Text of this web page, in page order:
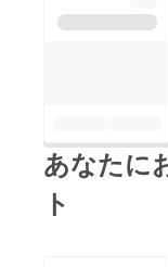
あなたに
ト